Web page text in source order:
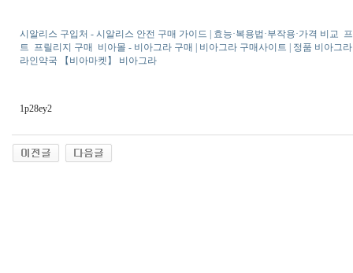
시알리스 구입처 - 시알리스 안전 구매 가이드 | 효능·복용법·부작용·가격 비교
트 프릴리지 구매 비아몰 - 비아그라 구매 | 비아그라 구매사이트 | 정품 비아그
라인약국 【비아마켓】 비아그라
1p28ey2